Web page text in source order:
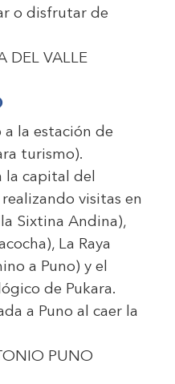
o disfrutar de
DEL VALLE
a la estación de
turismo).
la capital del
visitas en
Sixtina Andina),
La Raya
a Puno) y el
de Pukara.
a Puno al caer la
PUNO